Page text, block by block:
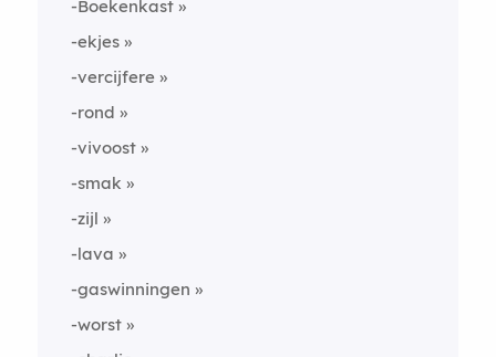
-Boekenkast
-ekjes
-vercijfere
-rond
-vivoost
-smak
-zijl
-lava
-gaswinningen
-worst